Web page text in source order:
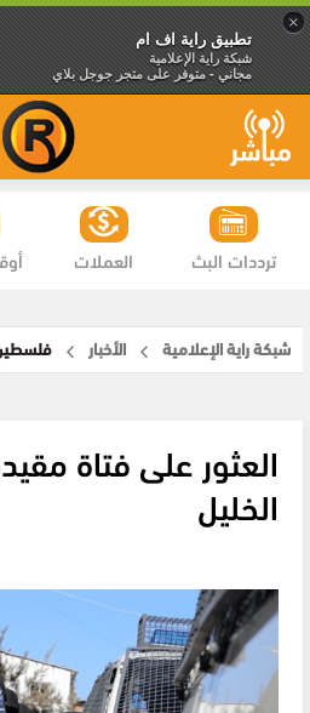
×
تطبيق راية اف ام
شبكة راية الإعلامية
مجاني - متوفر على متجر جوجل بلاي
العملات ترددات البث
شبكة راية الإعلامية الأخبار
العثور على فتاة
الخليل